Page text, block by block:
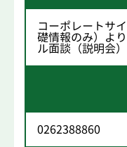
コーポレートサ
礎情報のみ）よ
ル面談（説明会
0262388860